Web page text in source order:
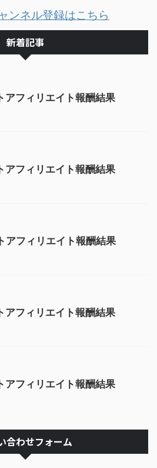
ンネル登録はこちら
新着記事
フィリエイト報酬結果
フィリエイト報酬結果
フィリエイト報酬結果
フィリエイト報酬結果
フィリエイト報酬結果
合わせフォーム